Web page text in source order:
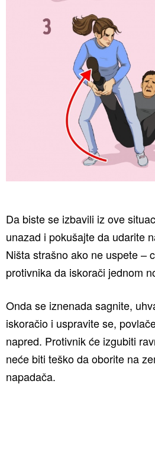
Da biste se izbavili iz ove
unazad i pokušajte da udarite
Ništa strašno ako ne uspete –
protivnika da iskorači jednom
Onda se iznenada sagnite,
iskoračio i uspravite se,
napred. Protivnik će izgubiti
neće biti teško da oborite na
napadača.